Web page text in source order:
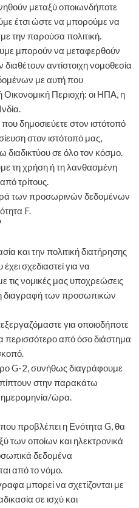
μεταξύ οποιωνδήποτε
έτσι ώστε να μπορούμε να
την παρούσα πολιτική.
μπορούν να μεταφερθούν
αντίστοιχη νομοθεσία
με αυτή που
Περιοχή: οι ΗΠΑ, η
δημοσιεύετε στον ιστότοπό
στον ιστότοπό μας,
διαδικτύου σε όλο τον κόσμο.
τη χρήση ή τη λανθασμένη
τρίτους.
των προσωρινών δεδομένων
F.
και την πολιτική διατήρησης
σχεδιαστεί για να
τις νομικές μας υποχρεώσεις
διαγραφή των προσωπικών
για οποιοδήποτε
περισσότερο από όσο διάστημα
G-2, συνήθως διαγράφουμε
στην παρακάτω
ημερομηνία/ώρα.
που προβλέπει η Ενότητα G, θα
των οποίων και ηλεκτρονικά
δεδομένα
από το νόμο.
μπορεί να σχετίζονται με
σε ισχύ και